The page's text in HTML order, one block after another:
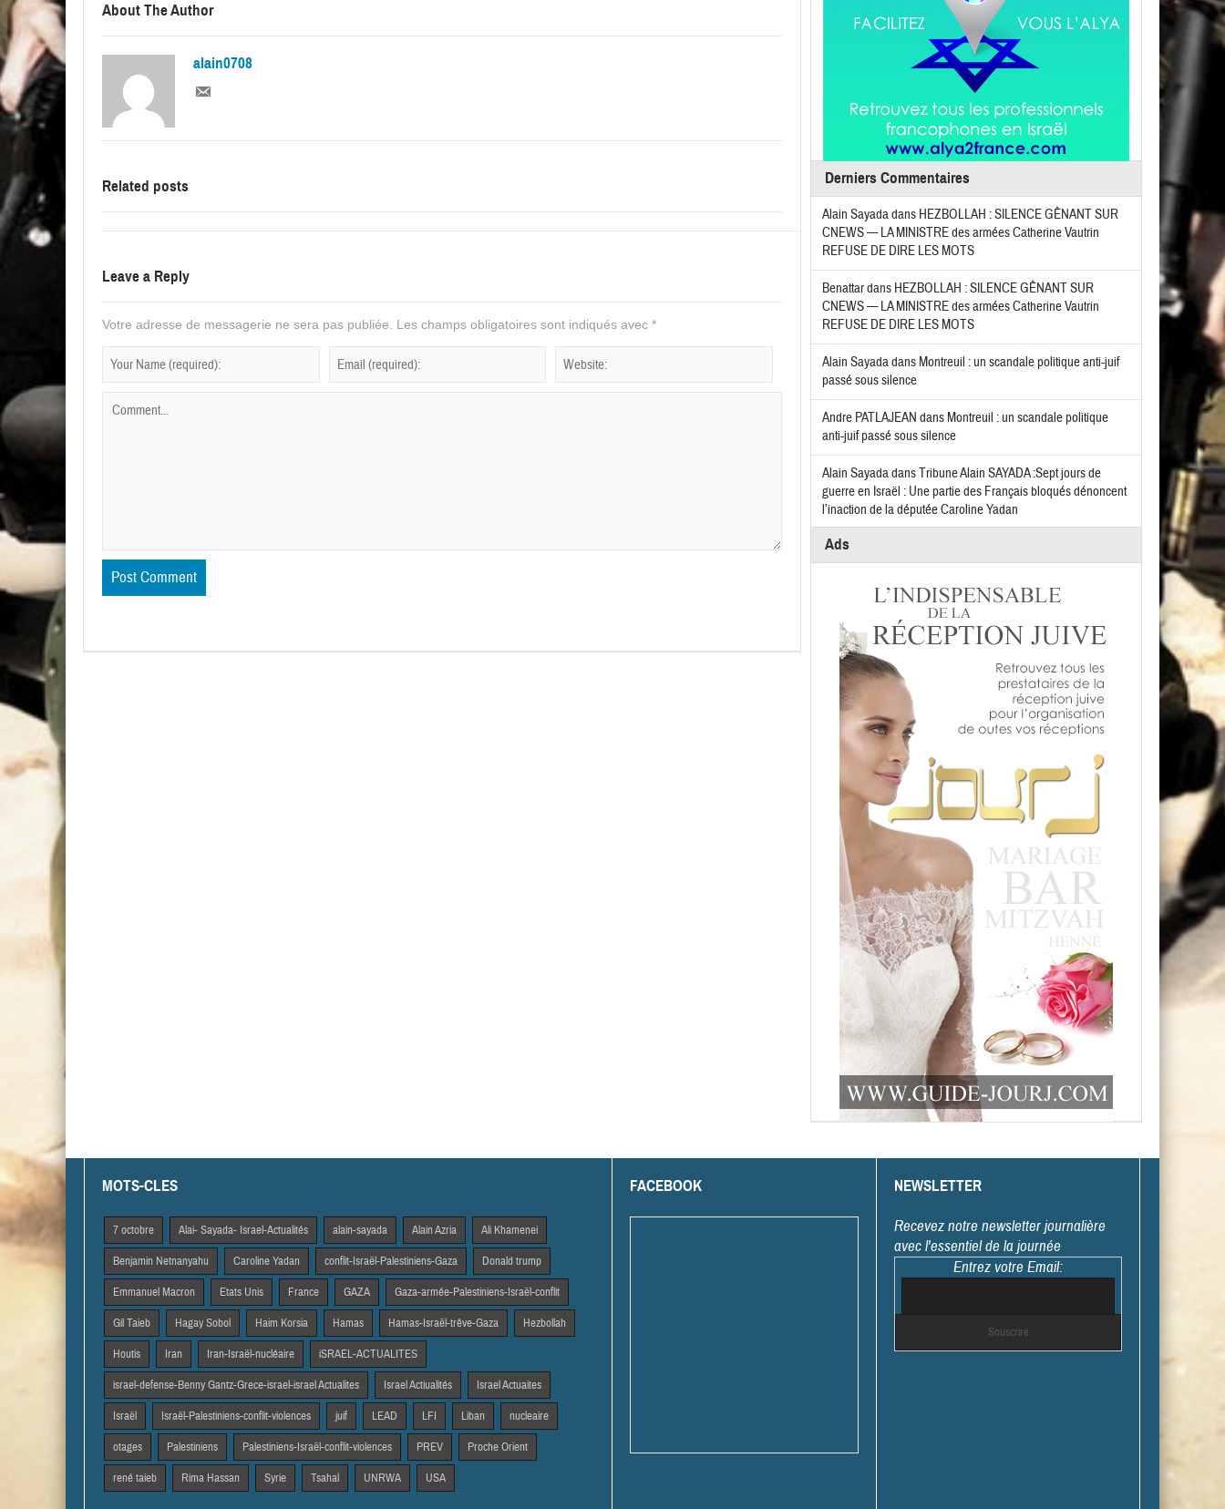
About The Author
alain0708
Related posts
Leave a Reply
Votre adresse de messagerie ne sera pas publiée. Les champs obligatoires sont indiqués avec *
Derniers Commentaires
Alain Sayadadans HEZBOLLAH : SILENCE GÊNANT SUR
CNEWS — LA MINISTRE des armées Catherine Vautrin
REFUSE DE DIRE LES MOTS
Benattardans HEZBOLLAH : SILENCE GÊNANT SUR
CNEWS — LA MINISTRE des armées Catherine Vautrin
REFUSE DE DIRE LES MOTS
Alain Sayadadans Montreuil : un scandale politique anti-juif
passé sous silence
Andre PATLAJEAN dans Montreuil : un scandale politique
anti-juif passé sous silence
Alain SayadadansTribune Alain SAYADA :Sept jours de
guerre en Israël : Une partie des Français bloqués dénoncent
l’inaction de la députée Caroline Yadan
Ads
MOTS-CLES
7 octobre Alai- Sayada- Israel-Actualités alain-sayada Alain Azria Ali Khamenei
Benjamin Netnanyahu Caroline Yadan conflit-Israël-Palestiniens-Gaza Donald trump
Emmanuel Macron Etats Unis France GAZA Gaza-armée-Palestiniens-Israël-conflit
Gil Taieb Hagay Sobol Haim Korsia Hamas Hamas-Israël-trêve-Gaza Hezbollah
Houtis Iran Iran-Israël-nucléaire iSRAEL-ACTUALITES
israel-defense-Benny Gantz-Grece-israel-israel Actualites Israel Actiualités Israel Actuaites
Israël Israël-Palestiniens-conflit-violences juif LEAD LFI Liban nucleaire
otages Palestiniens Palestiniens-Israël-conflit-violences PREV Proche Orient
rené taieb Rima Hassan Syrie Tsahal UNRWA USA
FACEBOOK NEWSLETTER
Recevez notre newsletter journalière
avec l'essentiel de la journée
Entrez votre Email: